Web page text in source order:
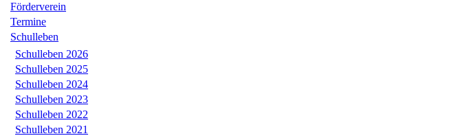
Förderverein
Termine
Schulleben
Schulleben 2026
Schulleben 2025
Schulleben 2024
Schulleben 2023
Schulleben 2022
Schulleben 2021